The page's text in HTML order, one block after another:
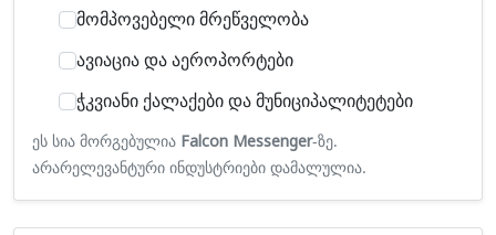
Მომპოვებელი Მრეწველობა
Ავიაცია Და Აეროპორტები
Ჭკვიანი Ქალაქები Და Მუნიციპალიტეტები
ეს სია მორგებულიაFalcon Messenger-ზე.
არარელევანტური ინდუსტრიები დამალულია.